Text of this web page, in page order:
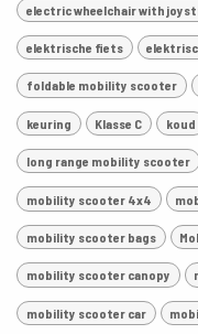
electric wheelchair with
elektrische fiets
foldable mobility scooter
keuring Klasse C koud
long range mobility scooter
mobility scooter 4x4
mobility scooter bags
mobility scooter canopy
mobility scooter car